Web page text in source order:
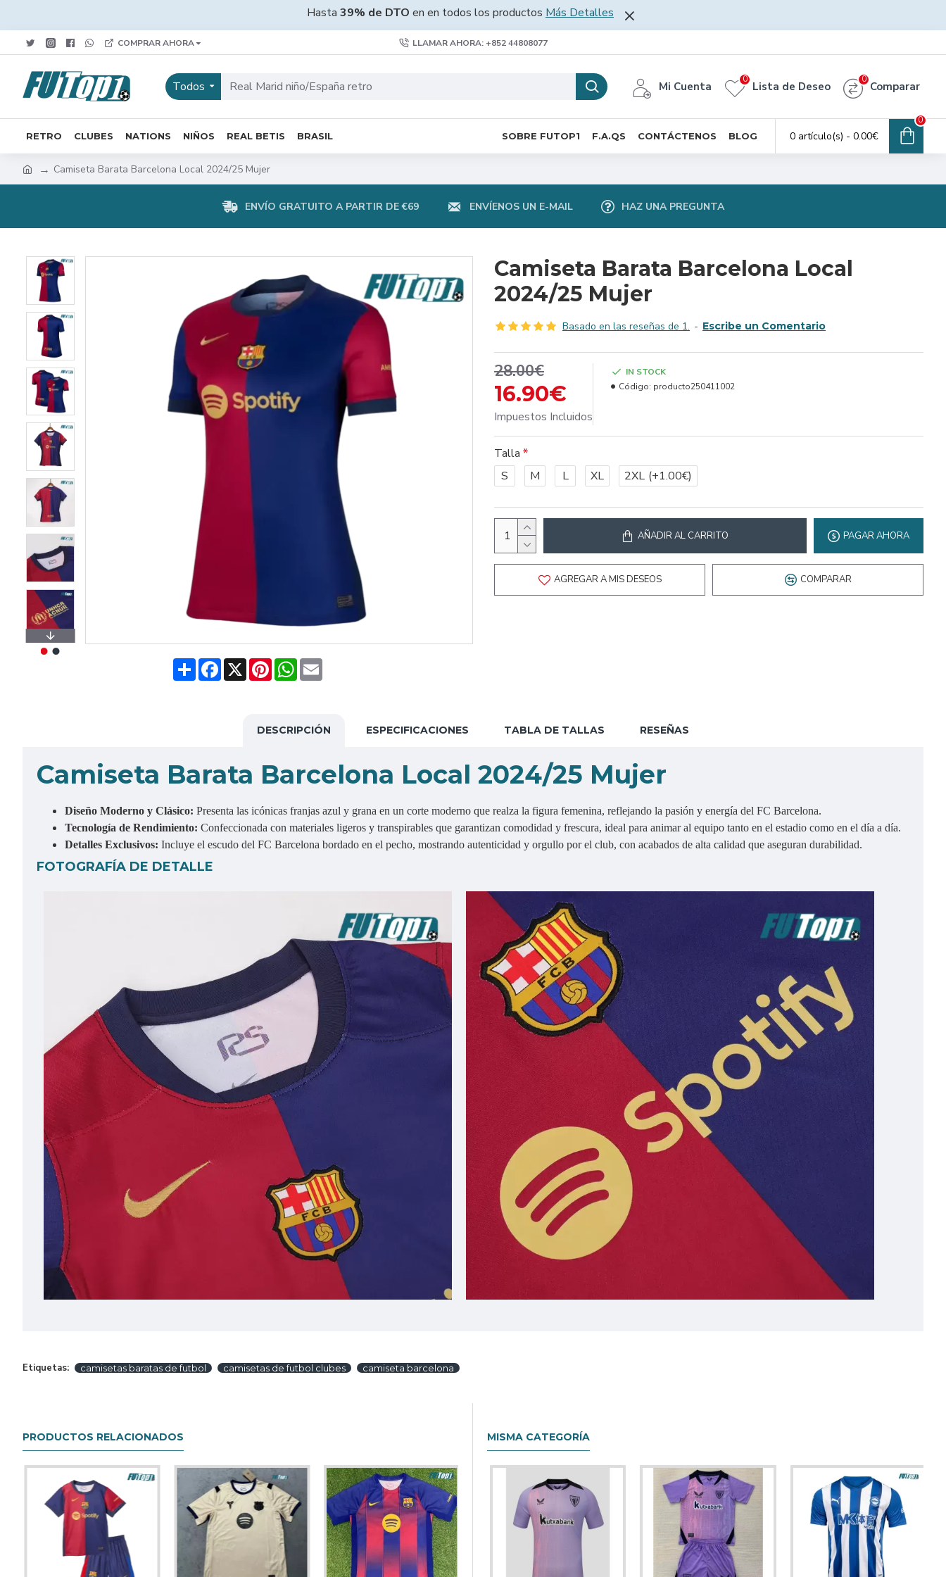
Hasta 39% de DTO en en todos los productos Más Detalles
COMPRAR AHORA LLAMAR AHORA: +852 44808077
Todos Mi Cuenta Lista de Deseo
0
Comparar
0
RETRO CLUBES NATIONS NIÑOS REAL BETIS BRASIL SOBRE FUTOP1 F.A.QS CONTÁCTENOS BLOG 0 artículo(s) - 0.00€
0
Camiseta Barata Barcelona Local 2024/25 Mujer
ENVÍO GRATUITO A PARTIR DE €69 ENVÍENOS UN E-MAIL HAZ UNA PREGUNTA
ShareFacebook
X PinterestWhatsApp
Email
Camiseta Barata Barcelona Local
2024/25 Mujer
Basado en las reseñas de 1. - Escribe un Comentario
16.90€
28.00€
Impuestos Incluidos
IN STOCK
Código: producto250411002
Talla
S
M L XL 2XL (+1.00€)
AÑADIR AL CARRITO PAGAR AHORA
AGREGAR A MIS DESEOS COMPARAR
DESCRIPCIÓN ESPECIFICACIONES TABLA DE TALLAS RESEÑAS
Camiseta Barata Barcelona Local 2024/25 Mujer
Diseño Moderno y Clásico: Presenta las icónicas franjas azul y grana en un corte moderno que realza la figura femenina, reflejando la pasión y energía del FC Barcelona.
Tecnología de Rendimiento: Confeccionada con materiales ligeros y transpirables que garantizan comodidad y frescura, ideal para animar al equipo tanto en el estadio como en el día a día.
Detalles Exclusivos: Incluye el escudo del FC Barcelona bordado en el pecho, mostrando autenticidad y orgullo por el club, con acabados de alta calidad que aseguran durabilidad.
FOTOGRAFÍA DE DETALLE
Etiquetas: camisetas baratas de futbol camisetas de futbol clubes camiseta barcelona
PRODUCTOS RELACIONADOS MISMA CATEGORÍA